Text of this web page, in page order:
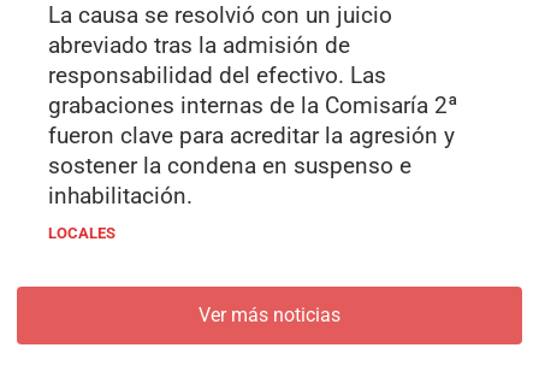
La causa se resolvió con un juicio
abreviado tras la admisión de
responsabilidad del efectivo. Las
grabaciones internas de la Comisaría 2ª
fueron clave para acreditar la agresión y
sostener la condena en suspenso e
inhabilitación.
LOCALES
Ver más noticias